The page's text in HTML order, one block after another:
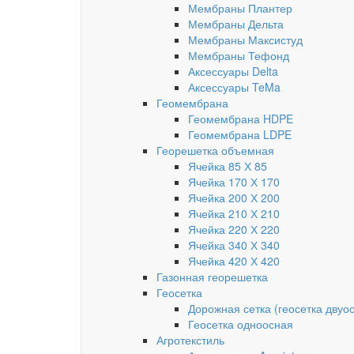
Мембраны Плантер
Мембраны Дельта
Мембраны Максистуд
Мембраны Тефонд
Аксессуары Delta
Аксессуары TeMa
Геомембрана
Геомембрана HDPE
Геомембрана LDPE
Георешетка объемная
Ячейка 85 Х 85
Ячейка 170 Х 170
Ячейка 200 Х 200
Ячейка 210 Х 210
Ячейка 220 Х 220
Ячейка 340 Х 340
Ячейка 420 Х 420
Газонная георешетка
Геосетка
Дорожная сетка (геосетка
Геосетка одноосная
Агротекстиль